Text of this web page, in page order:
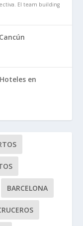
El team building
Hoteles en
BARCELONA